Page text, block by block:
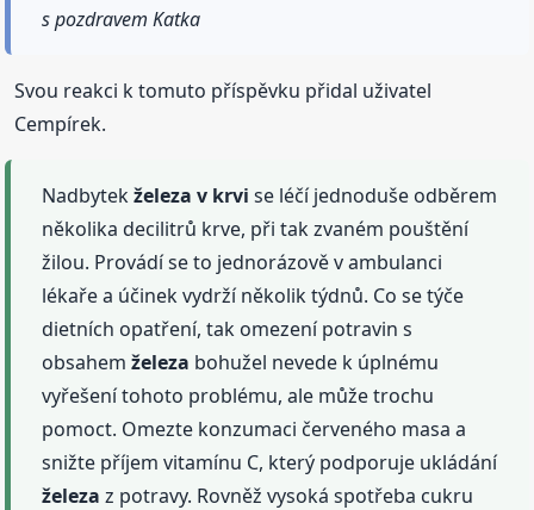
s pozdravem Katka
Svou reakci k tomuto příspěvku přidal uživatel
Cempírek.
Nadbytekželeza v krvi se léčí jednoduše odběrem
několika decilitrů krve, při tak zvaném pouštění
žilou. Provádí se to jednorázově v ambulanci
lékaře a účinek vydrží několik týdnů. Co se týče
dietních opatření, tak omezení potravin s
obsahemželeza bohužel nevede k úplnému
vyřešení tohoto problému, ale může trochu
pomoct. Omezte konzumaci červeného masa a
snižte příjem vitamínu C, který podporuje ukládání
železa z potravy. Rovněž vysoká spotřeba cukru